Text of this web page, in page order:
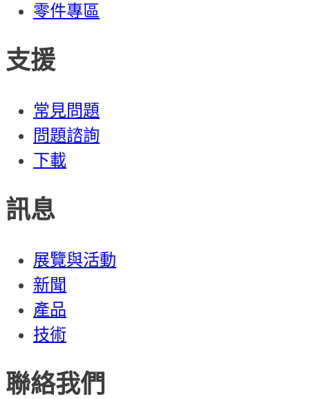
零件專區
支援
常見問題
問題諮詢
下載
訊息
展覽與活動
新聞
產品
技術
聯絡我們